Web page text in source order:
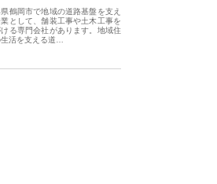
鶴岡市で地域の道路基盤を支え
業として、舗装工事や土木工事を
る専門会社があります。地域住
活を支える道…